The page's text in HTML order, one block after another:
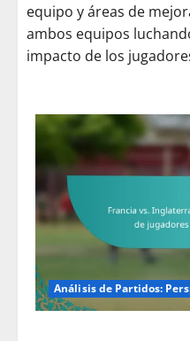
equipo y áreas de
ambos equipos
impacto de los
Análisis de Partidos: